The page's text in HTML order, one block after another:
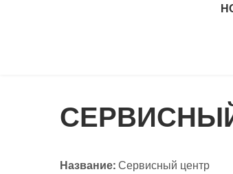
Название:Сервисный центр